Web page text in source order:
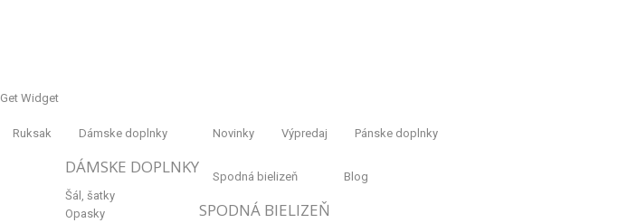
Get Widget
Ruksak Dámske doplnky
DÁMSKE DOPLNKY
Šál, šatky
Opasky
Novinky Výpredaj Pánske doplnky
Spodná bielizeň
SPODNÁ BIELIZEŇ
Blog